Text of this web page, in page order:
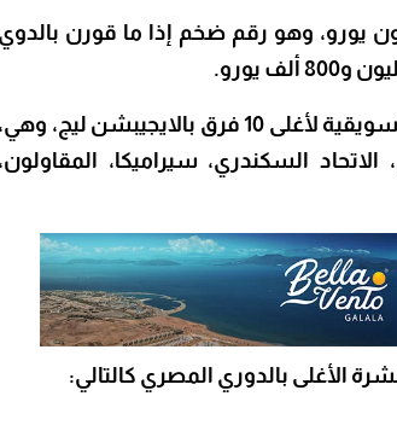
التسويقية للنجم المصري 110 مليون يورو، وهو رقم ضخم إذا ما قورن بالدوي
قيمة النجم المصري محمد صلاح عادلت القيمة التسويقية لأغلى 10 فرق بالايجيبشن ليج، وهي،
الاتحاد السكندري، سيراميكا، المقاولون،
الأغلى بالدوري المصري كالتالي: